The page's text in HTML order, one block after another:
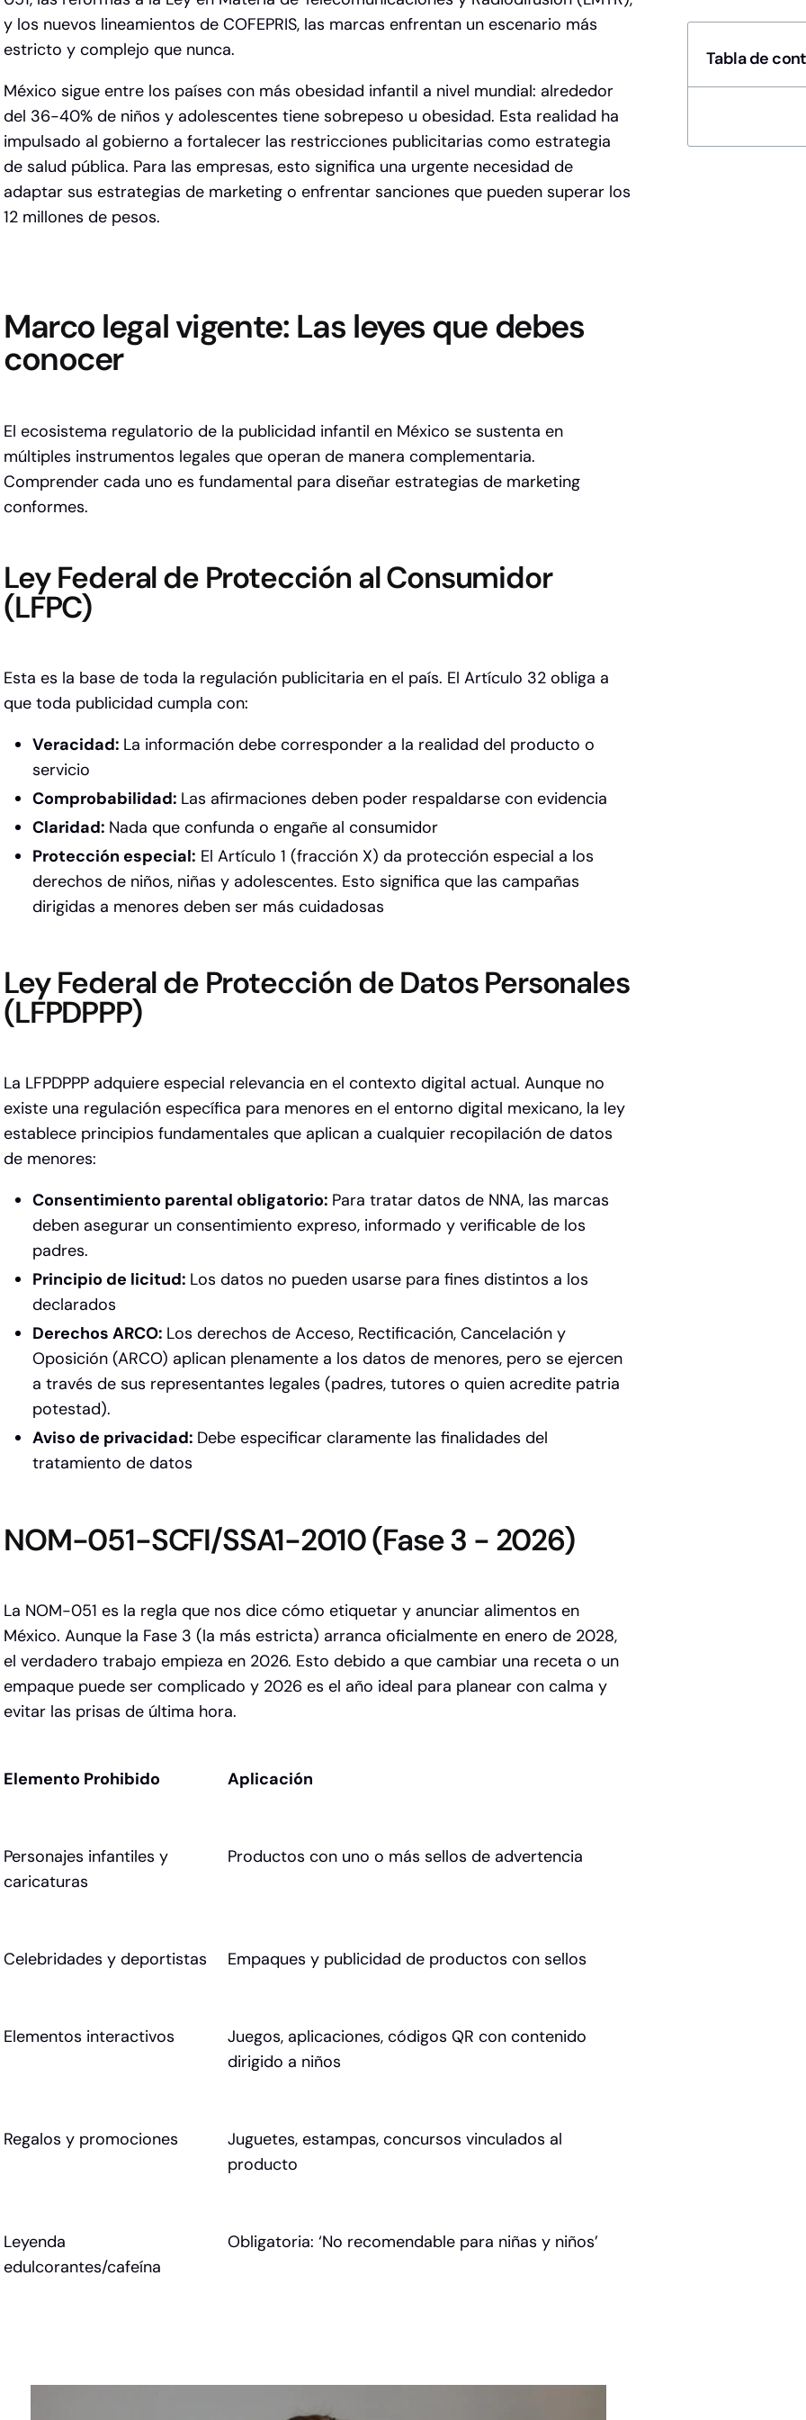
y los nuevos lineamientos de COFEPRIS, las marcas enfrentan un escenario más
estricto y complejo que nunca.
México sigue entre los países con más obesidad infantil a nivel mundial: alrededor
del 36-40% de niños y adolescentes tiene sobrepeso u obesidad. Esta realidad ha
impulsado al gobierno a fortalecer las restricciones publicitarias como estrategia
de salud pública. Para las empresas, esto significa una urgente necesidad de
adaptar sus estrategias de marketing o enfrentar sanciones que pueden superar los
12 millones de pesos.
Marco legal vigente: Las leyes que debes
conocer
El ecosistema regulatorio de la publicidad infantil en México se sustenta en
múltiples instrumentos legales que operan de manera complementaria.
Comprender cada uno es fundamental para diseñar estrategias de marketing
conformes.
Ley Federal de Protección al Consumidor
(LFPC)
Esta es la base de toda la regulación publicitaria en el país. El Artículo 32 obliga a
que toda publicidad cumpla con:
Veracidad: La información debe corresponder a la realidad del producto o
servicio
Comprobabilidad: Las afirmaciones deben poder respaldarse con evidencia
Claridad: Nada que confunda o engañe al consumidor
Protección especial: El Artículo 1 (fracción X) da protección especial a los
derechos de niños, niñas y adolescentes. Esto significa que las campañas
dirigidas a menores deben ser más cuidadosas
Ley Federal de Protección de Datos Personales
(LFPDPPP)
La LFPDPPP adquiere especial relevancia en el contexto digital actual. Aunque no
existe una regulación específica para menores en el entorno digital mexicano, la ley
establece principios fundamentales que aplican a cualquier recopilación de datos
de menores:
Consentimiento parental obligatorio: Para tratar datos de NNA, las marcas
deben asegurar un consentimiento expreso, informado y verificable de los
padres.
Principio de licitud: Los datos no pueden usarse para fines distintos a los
declarados
Derechos ARCO: Los derechos de Acceso, Rectificación, Cancelación y
Oposición (ARCO) aplican plenamente a los datos de menores, pero se ejercen
a través de sus representantes legales (padres, tutores o quien acredite patria
potestad).
Aviso de privacidad: Debe especificar claramente las finalidades del
tratamiento de datos
NOM-051-SCFI/SSA1-2010 (Fase 3 - 2026)
La NOM-051 es la regla que nos dice cómo etiquetar y anunciar alimentos en
México. Aunque la Fase 3 (la más estricta) arranca oficialmente en enero de 2028,
el verdadero trabajo empieza en 2026. Esto debido a que cambiar una receta o un
empaque puede ser complicado y 2026 es el año ideal para planear con calma y
evitar las prisas de última hora.
Elemento Prohibido Aplicación
Personajes infantiles y
caricaturas
Productos con uno o más sellos de advertencia
Celebridades y deportistas Empaques y publicidad de productos con sellos
Elementos interactivos
Juegos, aplicaciones, códigos QR con contenido
dirigido a niños
Regalos y promociones
Juguetes, estampas, concursos vinculados al
producto
Leyenda
edulcorantes/cafeína
Obligatoria: ‘No recomendable para niñas y niños’
Tabla de